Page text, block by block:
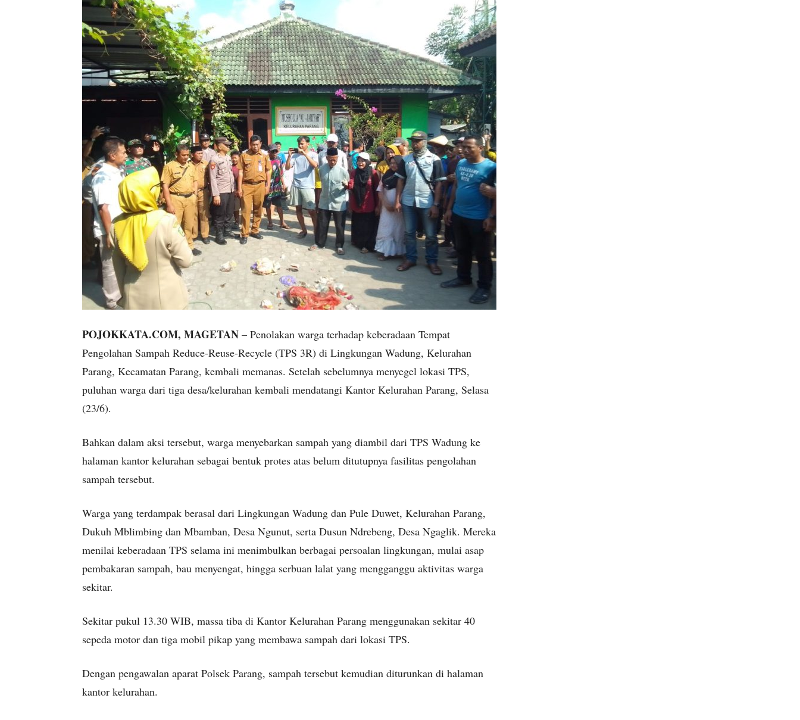
POJOKKATA.COM, MAGETAN – Penolakan warga terhadap keberadaan Tempat
Pengolahan Sampah Reduce-Reuse-Recycle (TPS 3R) di Lingkungan Wadung, Kelurahan
Parang, Kecamatan Parang, kembali memanas. Setelah sebelumnya menyegel lokasi TPS,
puluhan warga dari tiga desa/kelurahan kembali mendatangi Kantor Kelurahan Parang, Selasa
(23/6).
Bahkan dalam aksi tersebut, warga menyebarkan sampah yang diambil dari TPS Wadung ke
halaman kantor kelurahan sebagai bentuk protes atas belum ditutupnya fasilitas pengolahan
sampah tersebut.
Warga yang terdampak berasal dari Lingkungan Wadung dan Pule Duwet, Kelurahan Parang,
Dukuh Mblimbing dan Mbamban, Desa Ngunut, serta Dusun Ndrebeng, Desa Ngaglik. Mereka
menilai keberadaan TPS selama ini menimbulkan berbagai persoalan lingkungan, mulai asap
pembakaran sampah, bau menyengat, hingga serbuan lalat yang mengganggu aktivitas warga
sekitar.
Sekitar pukul 13.30 WIB, massa tiba di Kantor Kelurahan Parang menggunakan sekitar 40
sepeda motor dan tiga mobil pikap yang membawa sampah dari lokasi TPS.
Dengan pengawalan aparat Polsek Parang, sampah tersebut kemudian diturunkan di halaman
kantor kelurahan.